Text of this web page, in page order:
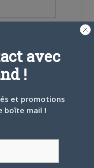
avec
!
et promotions
boîte mail !